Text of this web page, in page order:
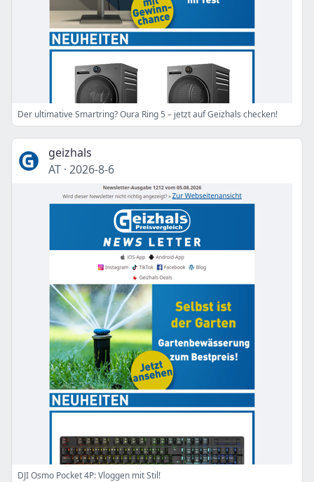
Der ultimative Smartring? Oura Ring 5 – jetzt auf Geizhals checken!
geizhals
AT · 2026-8-6
DJI Osmo Pocket 4P: Vloggen mit Stil!